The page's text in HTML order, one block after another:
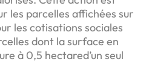
les parcelles affichées sur
les cotisations sociales
dont la surface en
à 0,5 hectared’un seul